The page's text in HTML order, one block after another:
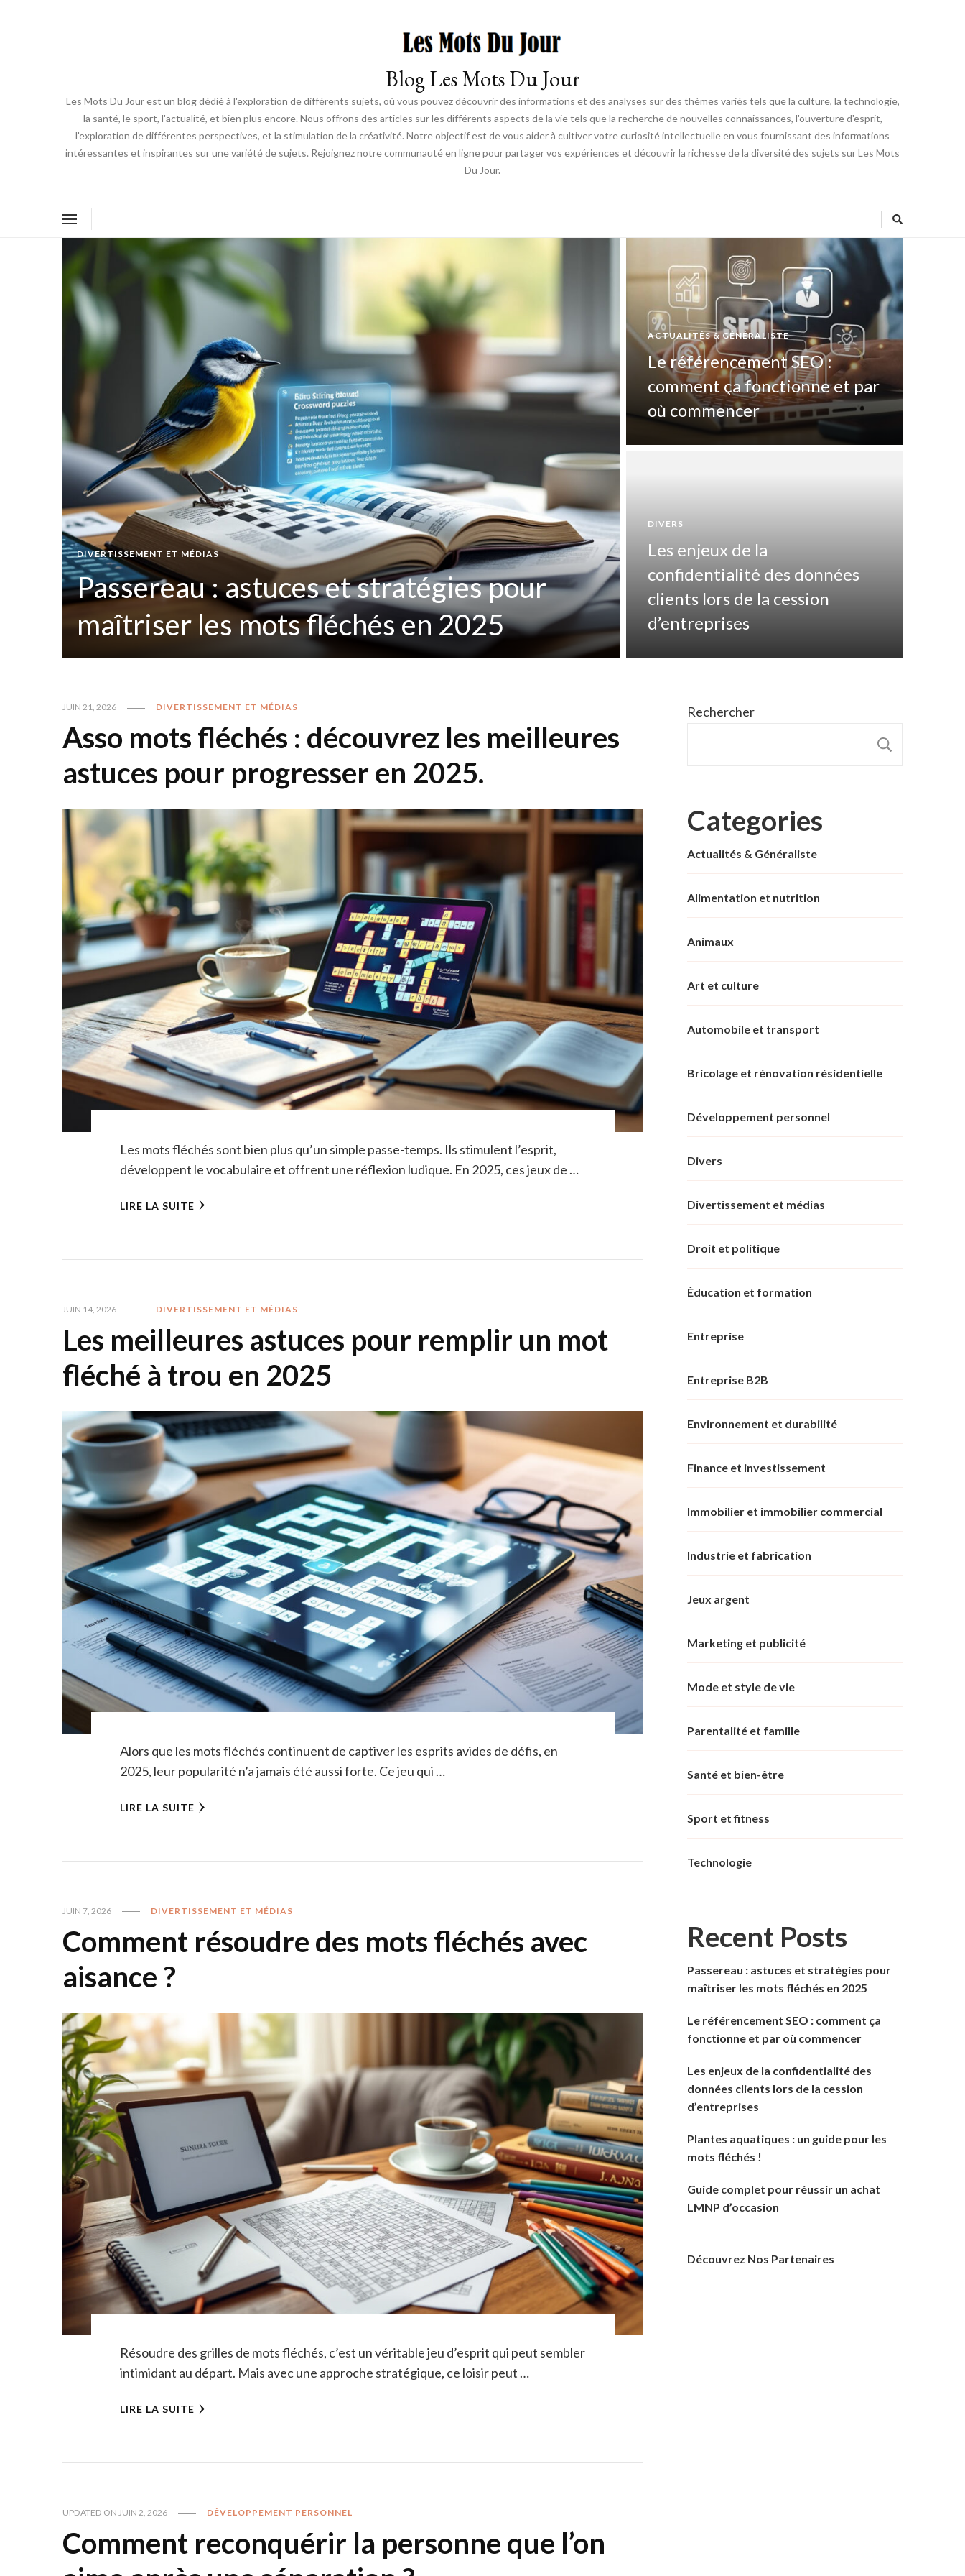
Blog Les Mots Du Jour
Les Mots Du Jour est un blog dédié à l'exploration de différents sujets, où vous pouvez découvrir des informations et des analyses sur des thèmes variés tels que la culture, la technologie,
la santé, le sport, l'actualité, et bien plus encore. Nous offrons des articles sur les différents aspects de la vie tels que la recherche de nouvelles connaissances, l'ouverture d'esprit,
l'exploration de différentes perspectives, et la stimulation de la créativité. Notre objectif est de vous aider à cultiver votre curiosité intellectuelle en vous fournissant des informations
intéressantes et inspirantes sur une variété de sujets. Rejoignez notre communauté en ligne pour partager vos expériences et découvrir la richesse de la diversité des sujets sur Les Mots
Du Jour.
DIVERTISSEMENT ET MÉDIAS
Passereau : astuces et stratégies pour
maîtriser les mots fléchés en 2025
ACTUALITÉS & GÉNÉRALISTE
Le référencement SEO :
comment ça fonctionne et par
où commencer
DIVERS
Les enjeux de la
confidentialité des données
clients lors de la cession
d’entreprises
JUIN 21, 2026 DIVERTISSEMENT ET MÉDIAS
Asso mots fléchés : découvrez les meilleures
astuces pour progresser en 2025.
Les mots fléchés sont bien plus qu’un simple passe-temps. Ils stimulent l’esprit,
développent le vocabulaire et offrent une réflexion ludique. En 2025, ces jeux de …
LIRE LA SUITE
JUIN 14, 2026 DIVERTISSEMENT ET MÉDIAS
Les meilleures astuces pour remplir un mot
fléché à trou en 2025
Alors que les mots fléchés continuent de captiver les esprits avides de défis, en
2025, leur popularité n’a jamais été aussi forte. Ce jeu qui …
LIRE LA SUITE
JUIN 7, 2026 DIVERTISSEMENT ET MÉDIAS
Comment résoudre des mots fléchés avec
aisance ?
Résoudre des grilles de mots fléchés, c’est un véritable jeu d’esprit qui peut sembler
intimidant au départ. Mais avec une approche stratégique, ce loisir peut …
LIRE LA SUITE
UPDATED ON JUIN 2, 2026 DÉVELOPPEMENT PERSONNEL
Comment reconquérir la personne que l’on
Rechercher
Categories
Actualités & Généraliste
Alimentation et nutrition
Animaux
Art et culture
Automobile et transport
Bricolage et rénovation résidentielle
Développement personnel
Divers
Divertissement et médias
Droit et politique
Éducation et formation
Entreprise
Entreprise B2B
Environnement et durabilité
Finance et investissement
Immobilier et immobilier commercial
Industrie et fabrication
Jeux argent
Marketing et publicité
Mode et style de vie
Parentalité et famille
Santé et bien-être
Sport et fitness
Technologie
Recent Posts
Passereau : astuces et stratégies pour
maîtriser les mots fléchés en 2025
Le référencement SEO : comment ça
fonctionne et par où commencer
Les enjeux de la confidentialité des
données clients lors de la cession
d’entreprises
Plantes aquatiques : un guide pour les
mots fléchés !
Guide complet pour réussir un achat
LMNP d’occasion
Découvrez Nos Partenaires